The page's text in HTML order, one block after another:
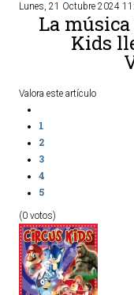
Lunes, 21 Octubre 2024
La
Kids
Valora este artículo
1
2
3
4
5
(0 votos)